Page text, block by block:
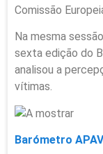
Comissão
Na mesma
sexta edição do
analisou a
vítimas.
Barómetro